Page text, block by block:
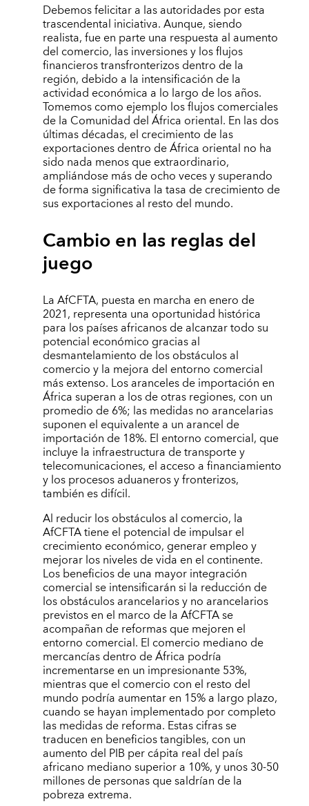
Debemos felicitar a las autoridades por esta
trascendental iniciativa. Aunque, siendo
realista, fue en parte una respuesta al aumento
del comercio, las inversiones y los flujos
financieros transfronterizos dentro de la
región, debido a la intensificación de la
actividad económica a lo largo de los años.
Tomemos como ejemplo los flujos comerciales
de la Comunidad del África oriental. En las dos
últimas décadas, el crecimiento de las
exportaciones dentro de África oriental no ha
sido nada menos que extraordinario,
ampliándose más de ocho veces y superando
de forma significativa la tasa de crecimiento de
sus exportaciones al resto del mundo.
Cambio en las reglas del
juego
La AfCFTA, puesta en marcha en enero de
2021, representa una oportunidad histórica
para los países africanos de alcanzar todo su
potencial económico gracias al
desmantelamiento de los obstáculos al
comercio y la mejora del entorno comercial
más extenso. Los aranceles de importación en
África superan a los de otras regiones, con un
promedio de 6%; las medidas no arancelarias
suponen el equivalente a un arancel de
importación de 18%. El entorno comercial, que
incluye la infraestructura de transporte y
telecomunicaciones, el acceso a financiamiento
y los procesos aduaneros y fronterizos,
también es difícil.
Al reducir los obstáculos al comercio, la
AfCFTA tiene el potencial de impulsar el
crecimiento económico, generar empleo y
mejorar los niveles de vida en el continente.
Los beneficios de una mayor integración
comercial se intensificarán si la reducción de
los obstáculos arancelarios y no arancelarios
previstos en el marco de la AfCFTA se
acompañan de reformas que mejoren el
entorno comercial. El comercio mediano de
mercancías dentro de África podría
incrementarse en un impresionante 53%,
mientras que el comercio con el resto del
mundo podría aumentar en 15% a largo plazo,
cuando se hayan implementado por completo
las medidas de reforma. Estas cifras se
traducen en beneficios tangibles, con un
aumento del PIB per cápita real del país
africano mediano superior a 10%, y unos 30-50
millones de personas que saldrían de la
pobreza extrema.